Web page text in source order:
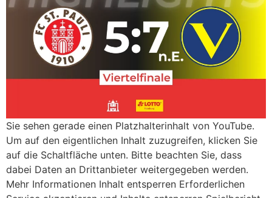
Sie sehen gerade einen Platzhalterinhalt von YouTube.
Um auf den eigentlichen Inhalt zuzugreifen, klicken Sie
auf die Schaltfläche unten. Bitte beachten Sie, dass
dabei Daten an Drittanbieter weitergegeben werden.
Mehr Informationen Inhalt entsperren Erforderlichen